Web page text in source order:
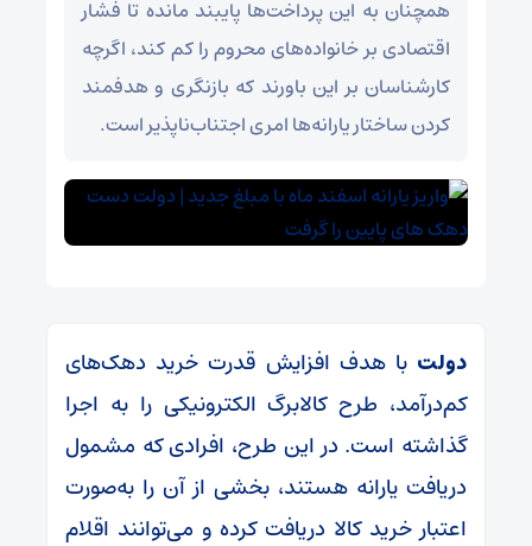
همچنان به این پرداخت‌ها پایبند مانده تا فشار
اقتصادی بر خانواده‌های محروم را کم کند، اگرچه
کارشناسان بر این باورند که بازنگری و هدفمند
کردن ساختار یارانه‌ها امری اجتناب‌ناپذیر است.
دولت با هدف افزایش قدرت خرید دهک‌های
کم‌درآمد، طرح کالابرگ الکترونیکی را به اجرا
گذاشته است. در این طرح، افرادی که مشمول
دریافت یارانه هستند، بخشی از آن را به‌صورت
اعتبار خرید کالا دریافت کرده و می‌توانند اقلام